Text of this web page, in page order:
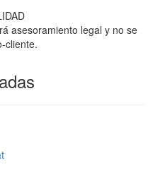
asesoramiento legal y no se
cliente.